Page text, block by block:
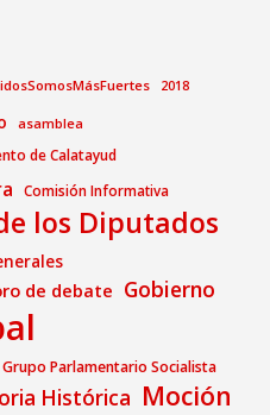
2018
asamblea
de Calatayud
Comisión Informativa
los Diputados
de debate Gobierno
Grupo Parlamentario Socialista
Histórica Moción